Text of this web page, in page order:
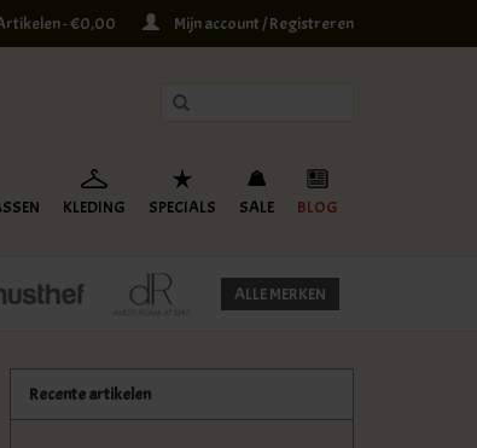
- €0,00 Mijn account / Registreren
KLEDING SPECIALS SALE BLOG
ALLE MERKEN
Recente artikelen